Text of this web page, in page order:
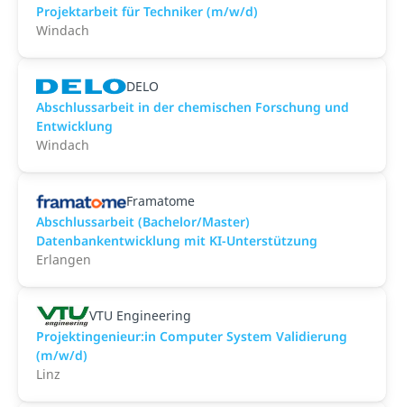
Projektarbeit für Techniker (m/w/d)
Windach
DELO
Abschlussarbeit in der chemischen Forschung und
Entwicklung
Windach
Framatome
Abschlussarbeit (Bachelor/Master)
Datenbankentwicklung mit KI-Unterstützung
Erlangen
VTU Engineering
Projektingenieur:in Computer System Validierung
(m/w/d)
Linz